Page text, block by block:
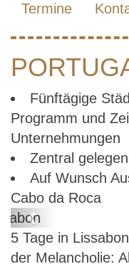
Termine
Fünftägige
Programm und
Unternehmungen
Zentral
Auf Wunsch
Cabo da Roca
Previous
5 Tage in
der Melancholie: